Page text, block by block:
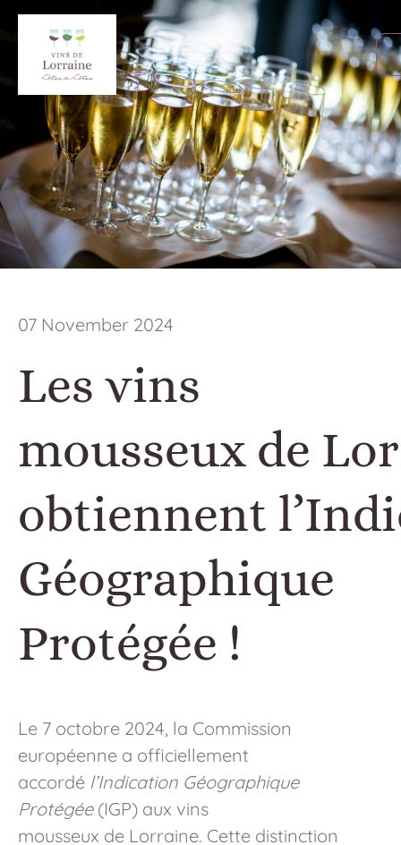
07 November 2024
Les vins
mousseux de
obtiennent
Géographique
Protégée !
Le 7 octobre 2024, la Commission
européenne a officiellement
accordé l’Indication Géographique
Protégée(IGP) aux vins
mousseux de Lorraine. Cette distinction